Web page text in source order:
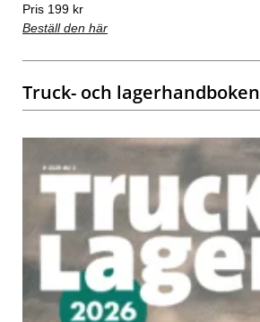
Pris 199 kr
Beställ den här
Truck- och lagerhandboken